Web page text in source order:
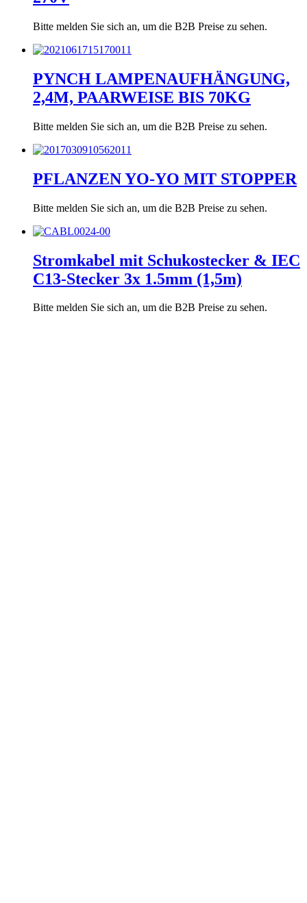
Bitte melden Sie sich an, um die B2B Preise zu sehen.
PYNCH LAMPENAUFHÄNGUNG,
2,4M, PAARWEISE BIS 70KG
Bitte melden Sie sich an, um die B2B Preise zu sehen.
PFLANZEN YO-YO MIT STOPPER
Bitte melden Sie sich an, um die B2B Preise zu sehen.
Stromkabel mit Schukostecker & IEC
C13-Stecker 3x 1.5mm (1,5m)
Bitte melden Sie sich an, um die B2B Preise zu sehen.